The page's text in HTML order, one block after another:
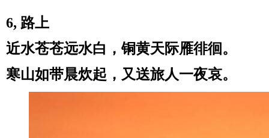
6, 路上
近水苍苍远水白，铜黄天际雁徘徊。
寒山如带晨炊起，又送旅人一夜哀。